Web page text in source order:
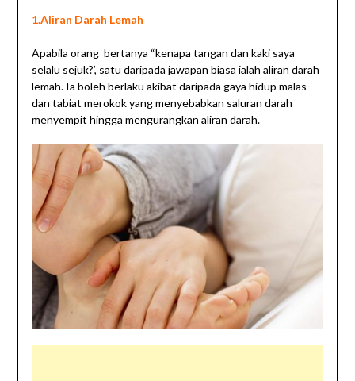
1.Aliran Darah Lemah
Apabila orang bertanya “kenapa tangan dan kaki saya
selalu sejuk?’, satu daripada jawapan biasa ialah aliran darah
lemah. Ia boleh berlaku akibat daripada gaya hidup malas
dan tabiat merokok yang menyebabkan saluran darah
menyempit hingga mengurangkan aliran darah.